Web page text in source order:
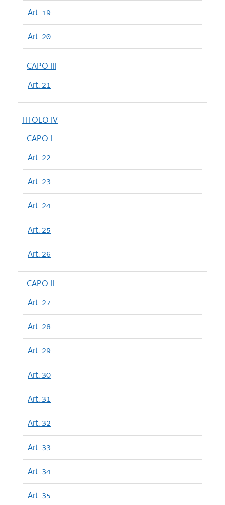
Art. 19
Art. 20
CAPO III
Art. 21
TITOLO IV
CAPO I
Art. 22
Art. 23
Art. 24
Art. 25
Art. 26
CAPO II
Art. 27
Art. 28
Art. 29
Art. 30
Art. 31
Art. 32
Art. 33
Art. 34
Art. 35